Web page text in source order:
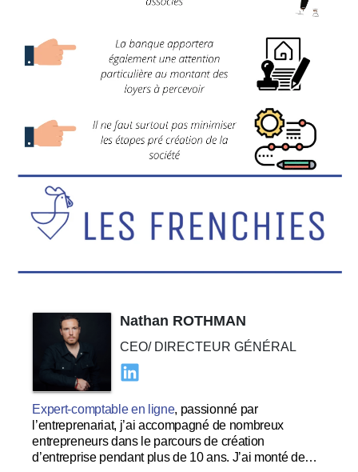
Nathan ROTHMAN
CEO/ DIRECTEUR GÉNÉRAL
Expert-comptable en ligne, passionné par
l’entreprenariat, j’ai accompagné de nombreux
entrepreneurs dans le parcours de création
d’entreprise pendant plus de 10 ans. J’ai monté de